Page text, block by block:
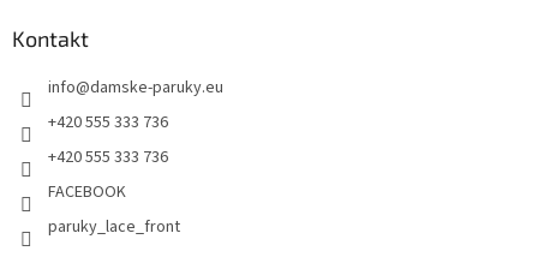
Kontakt
info@damske-paruky.eu
+420 555 333 736
+420 555 333 736
FACEBOOK
paruky_lace_front